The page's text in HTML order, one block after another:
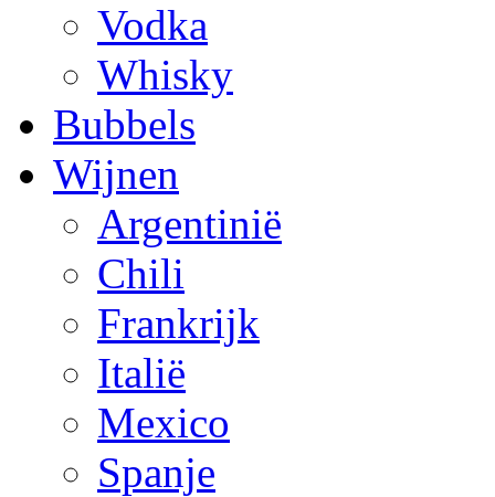
Vodka
Whisky
Bubbels
Wijnen
Argentinië
Chili
Frankrijk
Italië
Mexico
Spanje